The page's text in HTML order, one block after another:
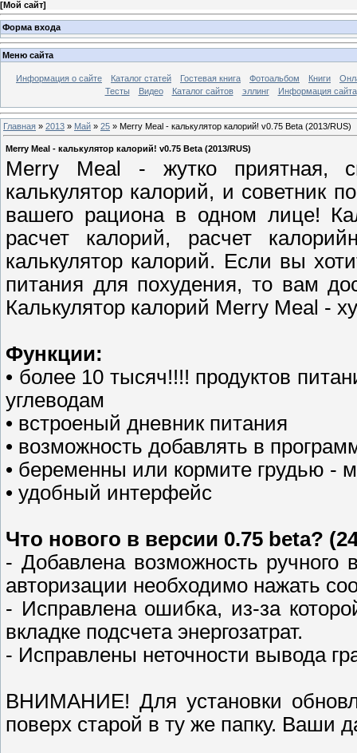
[Мой сайт]
Форма входа
Меню сайта
Информация о сайте Каталог статей Гостевая книга Фотоальбом Книги
Тесты
Видео Каталог сайтов эллинг Информация сайта
Главная » 2013 » Май » 25 » Merry Meal - калькулятор калорий! v0.75 Beta (2013/RUS)
Merry Meal - калькулятор калорий! v0.75 Beta (2013/RUS)
Merry Meal - жутко приятная,
калькулятор калорий, и советник
вашего рациона в одном лице!
расчет калорий, расчет
калькулятор калорий. Если вы
питания для похудения, то вам
Калькулятор калорий Merry Meal -
Функции:
• более 10 тысяч!!!! продуктов
углеводам
• встроеный дневник питания
• возможность добавлять в
• беременны или кормите грудью -
• удобный интерфейс
Что нового в версии 0.75 beta?
- Добавлена возможность
авторизации необходимо нажать
- Исправлена ошибка, из-за
вкладке подсчета энергозатрат.
- Исправлены неточности вывода
ВНИМАНИЕ! Для установки
поверх старой в ту же папку. Ваши